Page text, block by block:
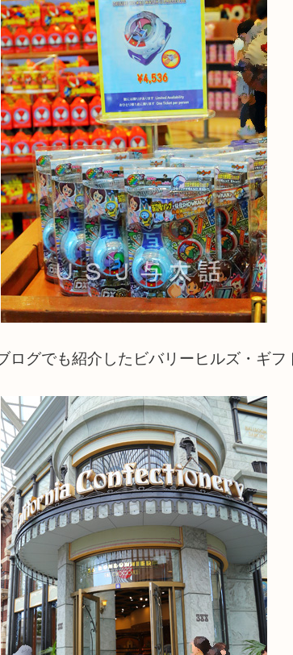
ログでも紹介したビバリーヒルズ・ギフ